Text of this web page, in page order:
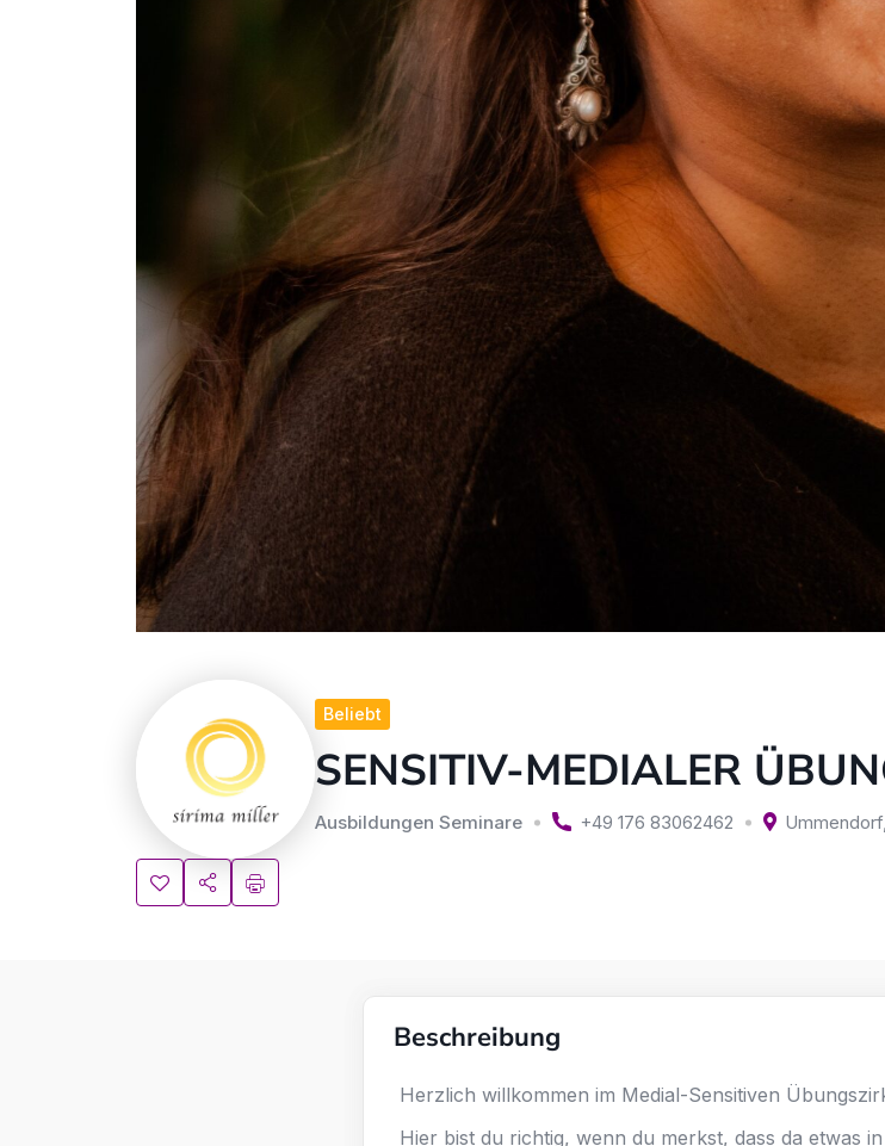
Beliebt
SENSITIV-MEDIALER
Ausbildungen Seminare +49 176 83062462
Beschreibung
Herzlich willkommen im Medial-Sensitiven
Hier bist du richtig, wenn du merkst, dass da etwas